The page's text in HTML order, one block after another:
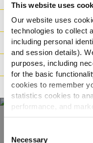
This website uses
Our website uses
technologies to collect
including personal
and session details).
purposes, including
for the basic
cookies to remember
statistics cookies to
performance, and
personalized content
By clicking 'Allow all
Selection
Necessary
Ingrédients
Poids/Logistique
Modes de cuisson
Certifications